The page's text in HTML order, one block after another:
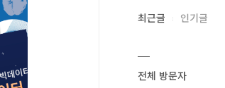
최근글 인기글
전체 방문자